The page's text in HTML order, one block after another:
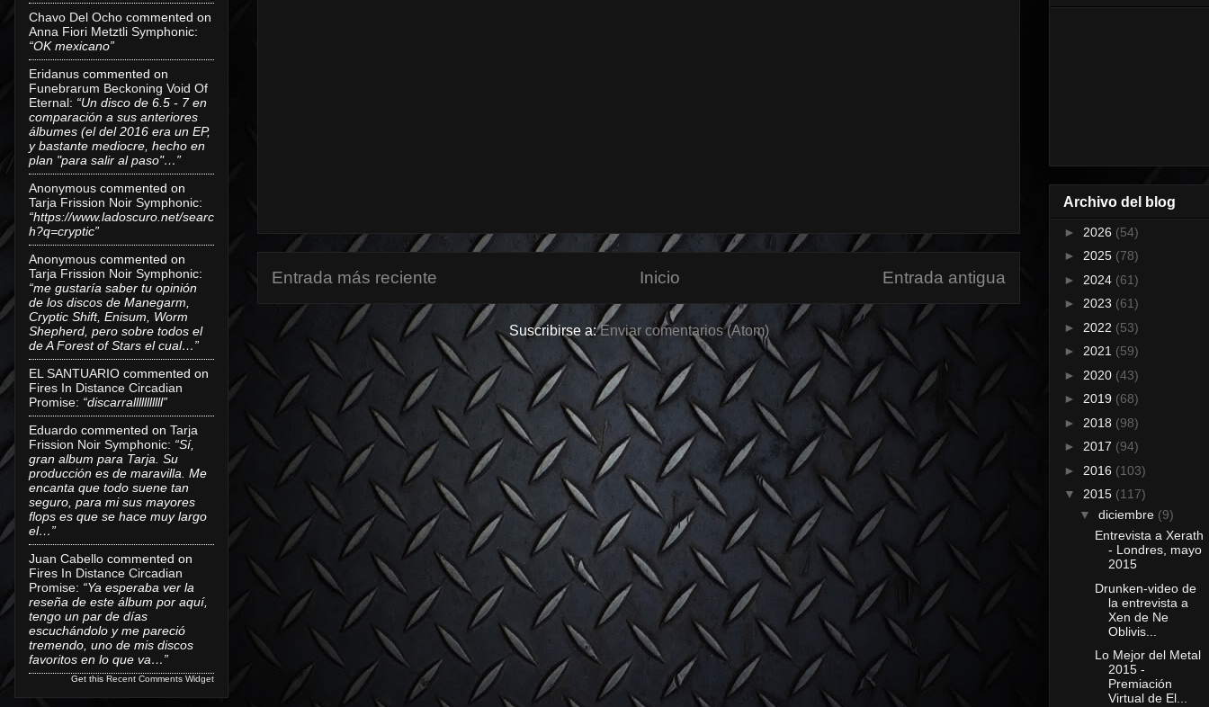
Entrada más reciente Entrada antigua
Inicio
Suscribirse a:Enviar comentarios (Atom)
Chavo Del Ocho commented on
Anna Fiori Metztli Symphonic:
“OK mexicano”
Eridanus commented on
Funebrarum Beckoning Void Of
Eternal: “Un disco de 6.5 - 7 en
comparación a sus anteriores
álbumes (el del 2016 era un EP,
y bastante mediocre, hecho en
plan "para salir al paso"…”
Anonymous commented on
Tarja Frission Noir Symphonic:
“https://www.ladoscuro.net/searc
h?q=cryptic”
Anonymous commented on
Tarja Frission Noir Symphonic:
“me gustaría saber tu opinión
de los discos de Manegarm,
Cryptic Shift, Enisum, Worm
Shepherd, pero sobre todos el
de A Forest of Stars el cual…”
EL SANTUARIO commented on
Fires In Distance Circadian
Promise: “discarralllllllllll”
Eduardo commented on Tarja
Frission Noir Symphonic: “Sí,
gran album para Tarja. Su
producción es de maravilla. Me
encanta que todo suene tan
seguro, para mi sus mayores
flops es que se hace muy largo
el…”
Juan Cabello commented on
Fires In Distance Circadian
Promise: “Ya esperaba ver la
reseña de este álbum por aquí,
tengo un par de días
escuchándolo y me pareció
tremendo, uno de mis discos
favoritos en lo que va…”
Get this Recent Comments Widget
Archivo del blog
► 2026 (54)
► 2025 (78)
► 2024 (61)
► 2023 (61)
► 2022 (53)
► 2021 (59)
► 2020 (43)
► 2019 (68)
► 2018 (98)
► 2017 (94)
► 2016 (103)
▼ 2015 (117)
▼ diciembre (9)
Entrevista a Xerath
- Londres, mayo
2015
Drunken-video de
la entrevista a
Xen de Ne
Oblivis...
Lo Mejor del Metal
2015 -
Premiación
Virtual de El...